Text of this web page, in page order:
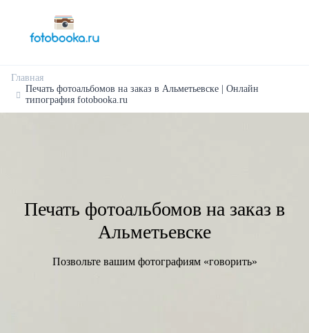
Главная
Печать фотоальбомов на заказ в Альметьевске | Онлайн
типография fotobooka.ru
Печать фотоальбомов на заказ в
Альметьевске
Позвольте вашим фотографиям «говорить»